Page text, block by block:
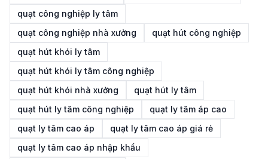
quạt công nghiệp ly tâm
quạt công nghiệp nhà xưởng
quạt hút công nghiệp
quạt hút khói ly tâm
quạt hút khói ly tâm công nghiệp
quạt hút khói nhà xưởng
quạt hút ly tâm
quạt hút ly tâm công nghiệp
quạt ly tâm áp cao
quạt ly tâm cao áp
quạt ly tâm cao áp giá rẻ
quạt ly tâm cao áp nhập khẩu